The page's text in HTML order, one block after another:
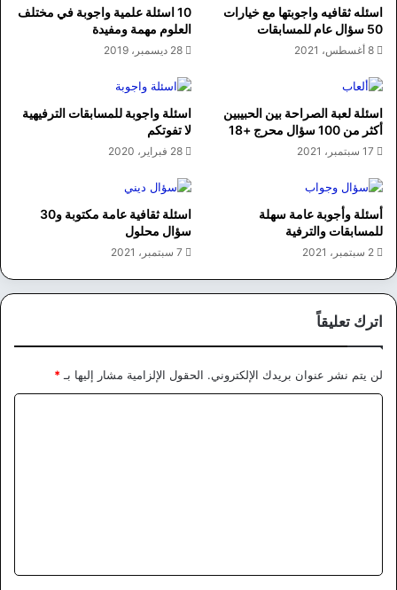
اسئله ثقافيه واجوبتها مع خيارات
50 سؤال عام للمسابقات
8 أغسطس، 2021
10 اسئلة علمية واجوبة في مختلف
العلوم مهمة ومفيدة
28 ديسمبر، 2019
اسئلة لعبة الصراحة بين الحبيبين
أكثر من 100 سؤال محرج +18
17 سبتمبر، 2021
اسئلة واجوبة للمسابقات الترفيهية
لا تفوتكم
28 فبراير، 2020
أسئلة وأجوبة عامة سهلة
للمسابقات والترفية
2 سبتمبر، 2021
اسئلة ثقافية عامة مكتوبة و30
سؤال محلول
7 سبتمبر، 2021
اترك تعليقاً
لن يتم نشر عنوان بريدك الإلكتروني. الحقول الإلزامية مشار إليها بـ*